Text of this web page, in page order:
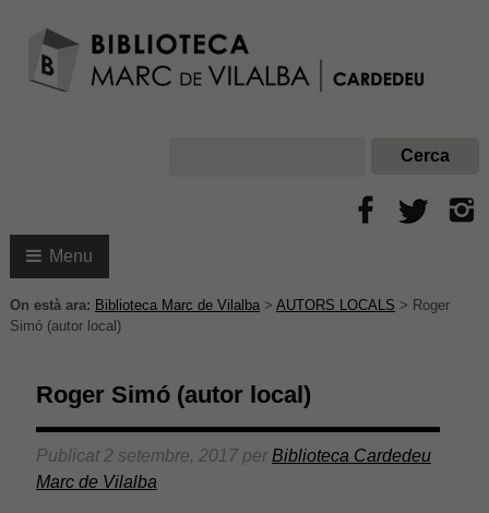
Menu
On està ara: Biblioteca Marc de Vilalba> AUTORS LOCALS > Roger
Simó (autor local)
Roger Simó (autor local)
Publicat 2 setembre, 2017perBiblioteca Cardedeu
Marc de Vilalba